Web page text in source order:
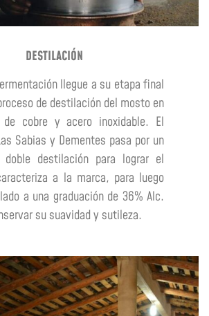
DESTILACIÓN
llegue a su etapa final
de destilación del mosto en
de cobre y acero inoxidable. El
Sabias y Dementes pasa por un
doble destilación para lograr el
a la marca, para luego
a una graduación de 36% Alc.
su suavidad y sutileza.